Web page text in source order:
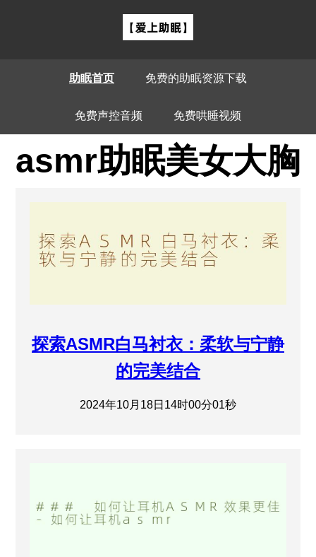
助眠首页 免费的助眠资源下载
免费声控音频 免费哄睡视频
asmr助眠美女大胸
探索ASMR白马衬衣：柔软与宁静
的完美结合
2024年10月18日14时00分01秒